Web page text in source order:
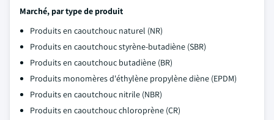
Marché, par type de produit
Produits en caoutchouc naturel (NR)
Produits en caoutchouc styrène-butadiène (SBR)
Produits en caoutchouc butadiène (BR)
Produits monomères d'éthylène propylène diène (EPDM)
Produits en caoutchouc nitrile (NBR)
Produits en caoutchouc chloroprène (CR)